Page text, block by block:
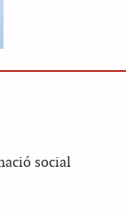
social